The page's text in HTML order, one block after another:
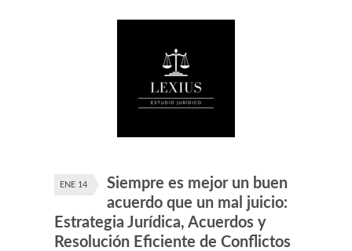
ENE 14
Siempre es mejor un buen
acuerdo que un mal juicio:
Estrategia Jurídica, Acuerdos y
Resolución Eficiente de Conflictos